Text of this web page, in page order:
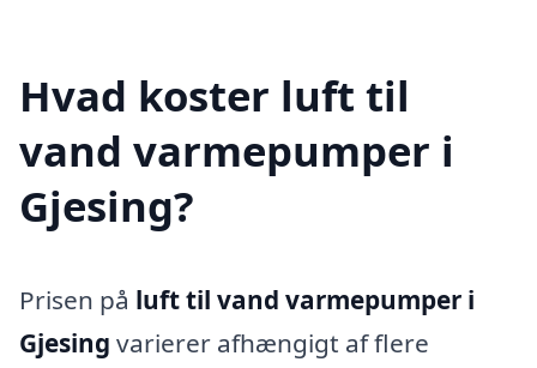
Hvad koster luft til
vand varmepumper i
Gjesing?
Prisen på luft til vand varmepumper i
Gjesing varierer afhængigt af flere